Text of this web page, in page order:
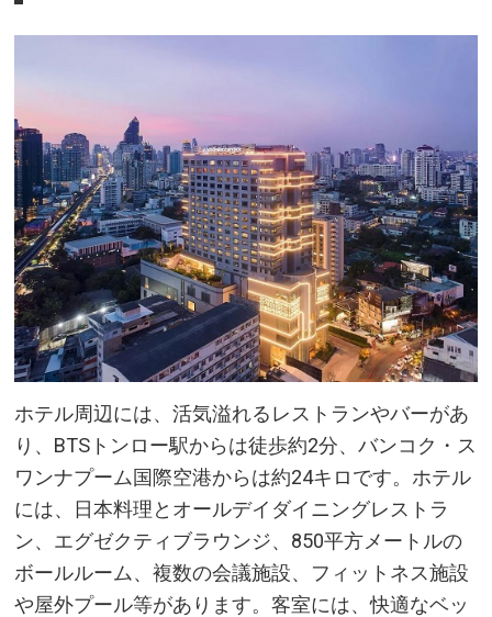
ホテル周辺には、活気溢れるレストランやバーがあ
り、BTSトンロー駅からは徒歩約2分、バンコク・ス
ワンナプーム国際空港からは約24キロです。ホテル
には、日本料理とオールデイダイニングレストラ
ン、エグゼクティブラウンジ、850平方メートルの
ボールルーム、複数の会議施設、フィットネス施設
や屋外プール等があります。客室には、快適なベッ